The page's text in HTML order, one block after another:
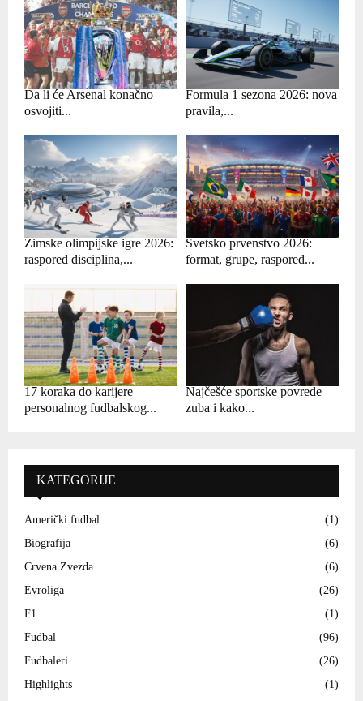
Da li će Arsenal konačno
osvojiti...
Formula 1 sezona 2026: nova
pravila,...
Zimske olimpijske igre 2026:
raspored disciplina,...
Svetsko prvenstvo 2026:
format, grupe, raspored...
17 koraka do karijere
personalnog fudbalskog...
Najčešće sportske povrede
zuba i kako...
KATEGORIJE
Američki fudbal
(1)
Biografija
(6)
Crvena Zvezda
(6)
Evroliga
(26)
F1
(1)
Fudbal
(96)
Fudbaleri
(26)
Highlights
(1)